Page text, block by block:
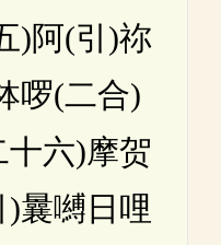
)阿(引)祢
啰(二合)
六)摩贺
曩嚩日哩